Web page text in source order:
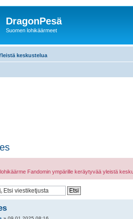
DragonPesä
Suomen lohikäärmeet
keskustelua
Fandomin ympärille keräytyvää yleistä